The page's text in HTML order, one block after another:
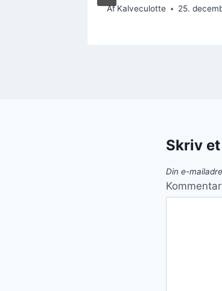
Af Kalveculotte 25.
Skriv
Din e-
Kommentar